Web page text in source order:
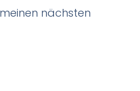
nächsten